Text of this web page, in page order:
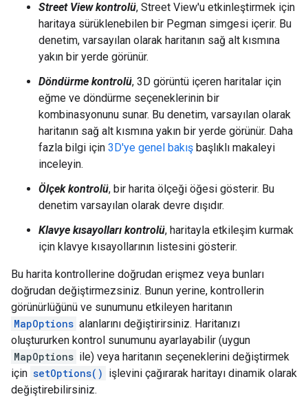
Street View kontrolü, Street View'u etkinleştirmek için
haritaya sürüklenebilen bir Pegman simgesi içerir. Bu
denetim, varsayılan olarak haritanın sağ alt kısmına
yakın bir yerde görünür.
Döndürme kontrolü, 3D görüntü içeren haritalar için
eğme ve döndürme seçeneklerinin bir
kombinasyonunu sunar. Bu denetim, varsayılan olarak
haritanın sağ alt kısmına yakın bir yerde görünür. Daha
fazla bilgi için 3D'ye genel bakış başlıklı makaleyi
inceleyin.
Ölçek kontrolü, bir harita ölçeği öğesi gösterir. Bu
denetim varsayılan olarak devre dışıdır.
Klavye kısayolları kontrolü, haritayla etkileşim kurmak
için klavye kısayollarının listesini gösterir.
Bu harita kontrollerine doğrudan erişmez veya bunları
doğrudan değiştirmezsiniz. Bunun yerine, kontrollerin
görünürlüğünü ve sunumunu etkileyen haritanın
MapOptions alanlarını değiştirirsiniz. Haritanızı
oluştururken kontrol sunumunu ayarlayabilir (uygun
MapOptions ile) veya haritanın seçeneklerini değiştirmek
için setOptions() işlevini çağırarak haritayı dinamik olarak
değiştirebilirsiniz.